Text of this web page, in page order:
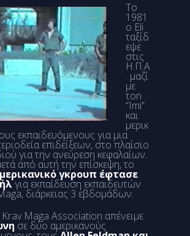
Το
1981
o Eli
ταξίδ
εψε
στις
Η.Π.Α
. μαζί
με
τοn
“Imi”
και
μερικ
εκπαιδευόμενους για μια
επιδείξεων, στο πλαίσιο
για την ανεύρεση κεφαλαίων.
από αυτή την επίσκεψη, το
γκρουπ έφτασε
για εκπαίδευση εκπαιδευτών
διάρκειας 3 εβδομάδων.
Maga Association απένειμε
σε δύο αμερικανούς